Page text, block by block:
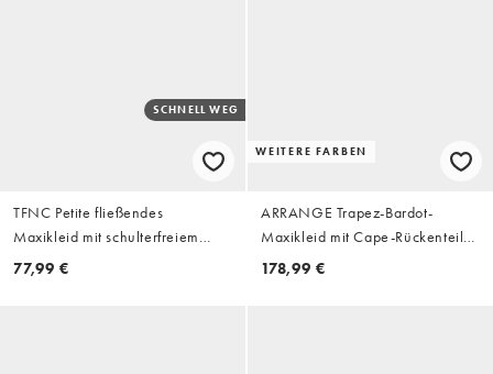
SCHNELL WEG
TFNC Petite fließendes
Maxikleid mit schulterfreiem
Ausschnitt und seitlichem Schlitz
77,99 €
WEITERE FARBEN
ARRANGE Trapez-Bardot-
Maxikleid mit Cape-Rückenteil
in Schokobraun
178,99 €